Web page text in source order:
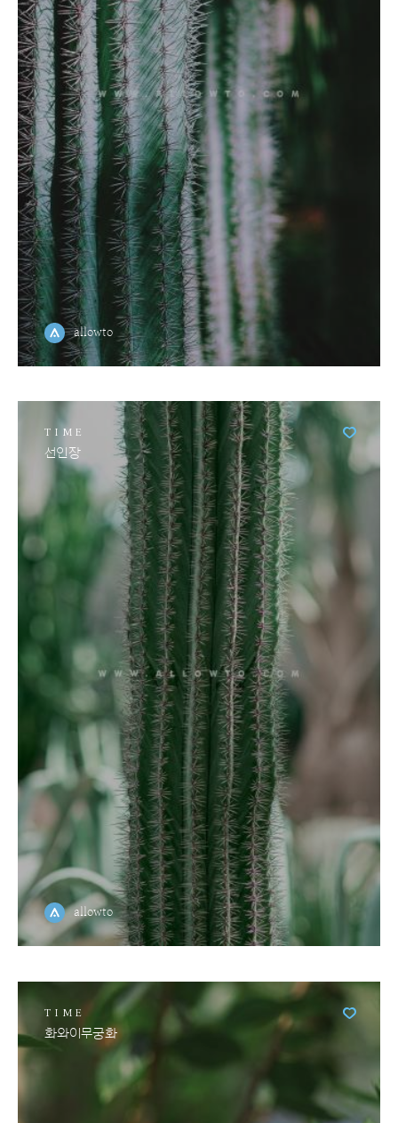
allowto
TIME
선인장
allowto
TIME
화와이무궁화